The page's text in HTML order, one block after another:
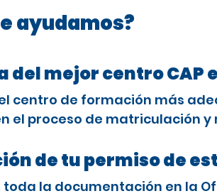
ayudamos?
del mejor centro CAP
centro de formación más
el proceso de matriculación
de tu permiso de
toda la documentación en la